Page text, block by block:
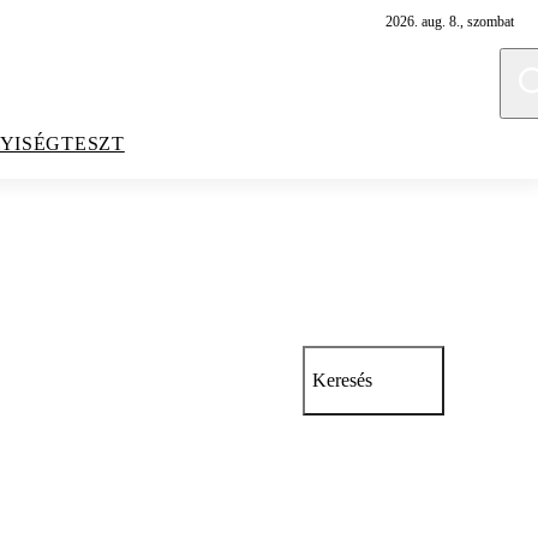
2026. aug. 8., szombat
Keresés